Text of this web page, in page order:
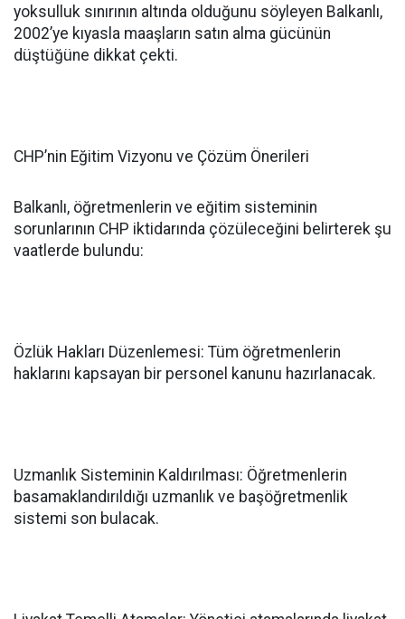
yoksulluk sınırının altında olduğunu söyleyen Balkanlı,
2002’ye kıyasla maaşların satın alma gücünün
düştüğüne dikkat çekti.
CHP’nin Eğitim Vizyonu ve Çözüm Önerileri
Balkanlı, öğretmenlerin ve eğitim sisteminin
sorunlarının CHP iktidarında çözüleceğini belirterek şu
vaatlerde bulundu:
Özlük Hakları Düzenlemesi: Tüm öğretmenlerin
haklarını kapsayan bir personel kanunu hazırlanacak.
Uzmanlık Sisteminin Kaldırılması: Öğretmenlerin
basamaklandırıldığı uzmanlık ve başöğretmenlik
sistemi son bulacak.